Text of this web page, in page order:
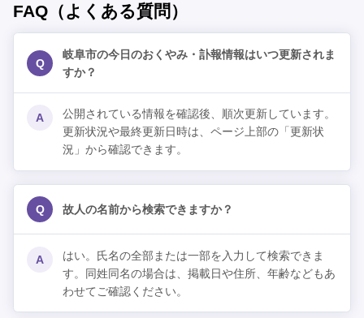
FAQ（よくある質問）
Q
岐阜市の今日のおくやみ・訃報情報はいつ更新されま
すか？
A
公開されている情報を確認後、順次更新しています。
更新状況や最終更新日時は、ページ上部の「更新状
況」から確認できます。
Q 故人の名前から検索できますか？
A
はい。氏名の全部または一部を入力して検索できま
す。同姓同名の場合は、掲載日や住所、年齢などもあ
わせてご確認ください。